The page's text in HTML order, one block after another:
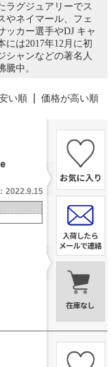
ラグジュアリーでス
やネイマール、フェ
ッカー選手やDJ キャ
は2017年12月に初
シャンなどの著名人
中。
い順 価格が高い順
2022.9.15